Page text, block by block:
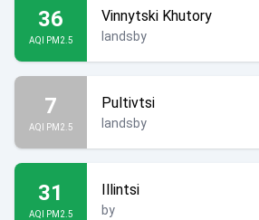
36
AQI PM2.5
Vinnytski Khutory
landsby
7
AQI PM2.5
Pultivtsi
landsby
31
AQI PM2.5
Illintsi
by